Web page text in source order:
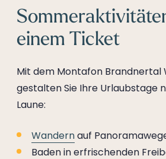
einem Ticket
Mit dem Montafon Brandnertal
gestalten Sie Ihre Urlaubstage
Laune:
Wandernauf
Baden in erfrischenden